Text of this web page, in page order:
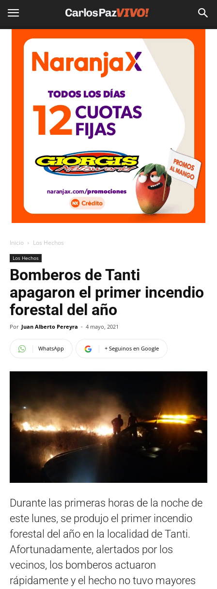
Inicio Los Hechos
Los Hechos
Bomberos de Tanti
apagaron el primer incendio
forestal del año
Por Juan Alberto Pereyra - 4 mayo, 2021
WhatsApp + Seguinos en Google
Durante las primeras horas de la noche de
este lunes, se produjo el primer incendio
forestal del año en la localidad de Tanti.
Afortunadamente, alertados por los
vecinos, los bomberos actuaron
rápidamente y el hecho no tuvo mayores